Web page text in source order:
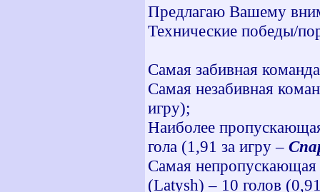
Предлагаю Вашему
Технические победы/
Самая забивная
Самая незабивная
игру);
Наиболее
гола (1,91 за игру –
Самая
(Latysh) – 10 голов